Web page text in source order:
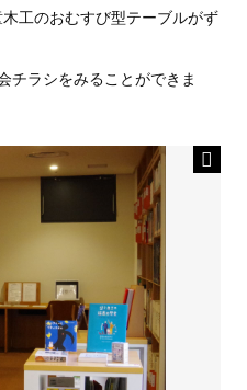
工のおむすび型テーブルがず
チラシをみることができま